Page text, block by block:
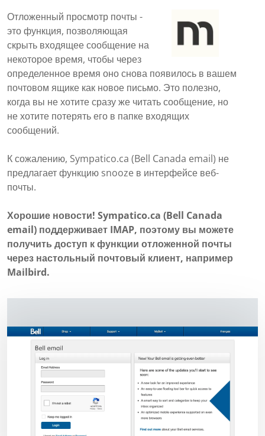
Отложенный просмотр почты -
это функция, позволяющая
скрыть входящее сообщение на
некоторое время, чтобы через
определенное время оно снова появилось в вашем
почтовом ящике как новое письмо. Это полезно,
когда вы не хотите сразу же читать сообщение, но
не хотите потерять его в папке входящих
сообщений.
К сожалению, Sympatico.ca (Bell Canada email) не
предлагает функцию snooze в интерфейсе веб-
почты.
Хорошие новости! Sympatico.ca (Bell Canada
email) поддерживает IMAP, поэтому вы можете
получить доступ к функции отложенной почты
через настольный почтовый клиент, например
Mailbird.